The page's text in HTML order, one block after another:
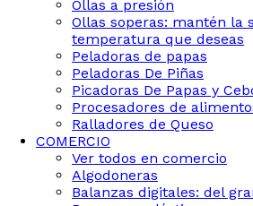
Ollas a presión
Ollas soperas: mantén la
temperatura que deseas
Peladoras de papas
Peladoras De Piñas
Picadoras De Papas y
Procesadores de
Ralladores de Queso
COMERCIO
Ver todos en comercio
Algodoneras
Balanzas digitales: del